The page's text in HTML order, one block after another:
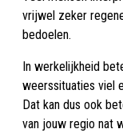
vrijwel zeker
bedoelen.
In werkelijkheid
weerssituaties viel
Dat kan dus ook
van jouw regio nat